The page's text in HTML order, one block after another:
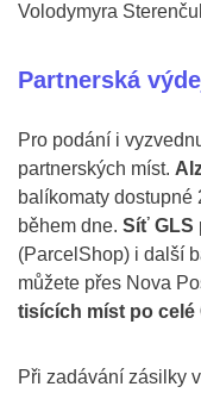
Volodymyra
Partnerská
Pro podání i
partnerských míst.
balíkomaty
během dne. Síť GLS
(ParcelShop) i další
můžete přes Nova
tisících míst po celé
Při zadávání zásilky